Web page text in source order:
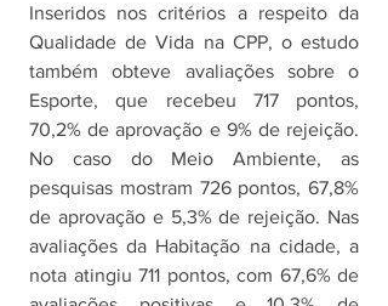
Inseridos nos critérios a respeito da
Qualidade de Vida na CPP, o estudo
também obteve avaliações sobre o
Esporte, que recebeu 717 pontos,
70,2% de aprovação e 9% de rejeição.
No caso do Meio Ambiente, as
pesquisas mostram 726 pontos, 67,8%
de aprovação e 5,3% de rejeição. Nas
avaliações da Habitação na cidade, a
nota atingiu 711 pontos, com 67,6% de